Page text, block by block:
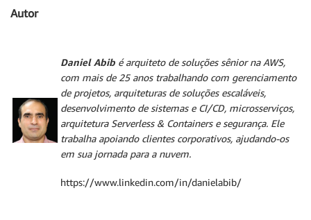
Autor
Daniel Abib é arquiteto de soluções sênior na AWS,
com mais de 25 anos trabalhando com gerenciamento
de projetos, arquiteturas de soluções escaláveis,
desenvolvimento de sistemas e CI/CD, microsserviços,
arquitetura Serverless & Containers e segurança. Ele
trabalha apoiando clientes corporativos, ajudando-os
em sua jornada para a nuvem.
https://www.linkedin.com/in/danielabib/